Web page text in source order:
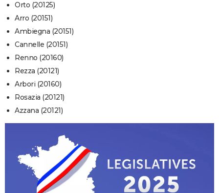
Orto (20125)
Arro (20151)
Ambiegna (20151)
Cannelle (20151)
Renno (20160)
Rezza (20121)
Arbori (20160)
Rosazia (20121)
Azzana (20121)